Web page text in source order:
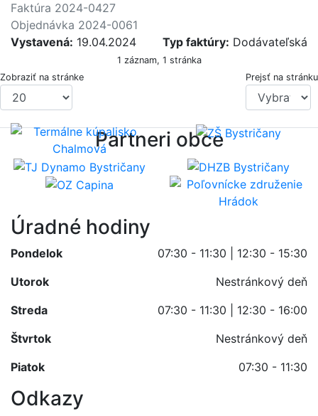
Faktúra 2024-0427
Objednávka 2024-0061
Vystavená: 19.04.2024 Typ faktúry: Dodávateľská
1 záznam, 1 stránka
Zobraziť na stránke
Prejsť na stránku
Partneri obce
Úradné hodiny
Pondelok
07:30 - 11:30 | 12:30 - 15:30
Utorok
Nestránkový deň
Streda
07:30 - 11:30 | 12:30 - 16:00
Štvrtok
Nestránkový deň
Piatok
07:30 - 11:30
Odkazy